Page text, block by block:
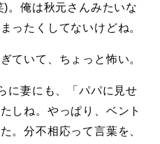
。俺は秋元さんみたいな
ったくしてないけどね。
ていて、ちょっと怖い。
に妻にも、「パパに見せ
しね。やっぱり、ベント
。分不相応って言葉を、